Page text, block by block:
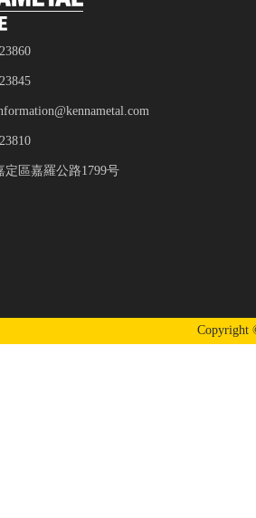
區嘉羅公路1799号
Copyright